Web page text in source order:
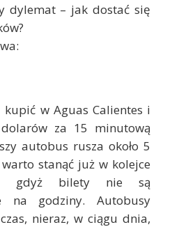
dylemat – jak dostać się
kupić w Aguas Calientes i
za 15 minutową
autobus rusza około 5
stanąć już w kolejce
gdyż bilety nie są
na godziny. Autobusy
nieraz, w ciągu dnia,